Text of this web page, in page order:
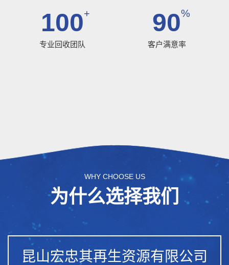
100+
专业回收团队
90%
客户满意率
WHY CHOOSE US
为什么选择我们
昆山宏忠其再生资源有限公司